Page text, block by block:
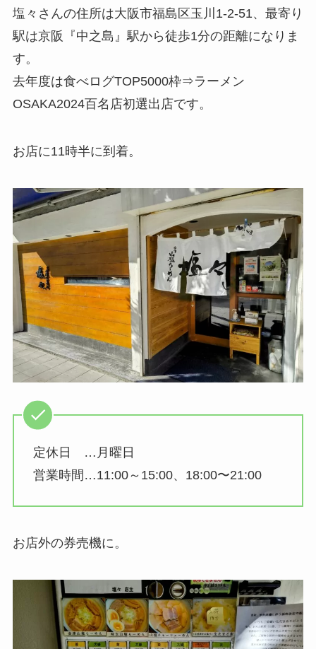
塩々さんの住所は大阪市福島区玉川1-2-51、最寄り
駅は京阪『中之島』駅から徒歩1分の距離になりま
す。
去年度は食べログTOP5000枠⇒ラーメン
OSAKA2024百名店初選出店です。
お店に11時半に到着。
定休日 …月曜日
営業時間…11:00～15:00、18:00〜21:00
お店外の券売機に。